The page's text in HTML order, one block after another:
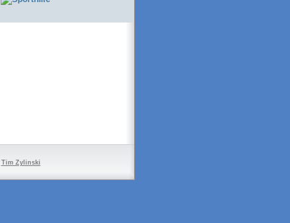
Tim Zylinski